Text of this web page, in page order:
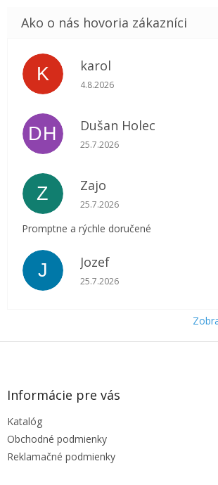
K karol
Hodnotenie obchodu je 5 z 5
4.8.2026
DH Dušan Holec
Hodnotenie obchodu je 5 z 5
25.7.2026
Z Zajo
Hodnotenie obchodu je 5 z 5
25.7.2026
Promptne a rýchle doručené
J Jozef
Hodnotenie obchodu je 5 z 5
25.7.2026
Z
Informácie pre vás
Katalóg
Obchodné podmienky
Reklamačné podmienky